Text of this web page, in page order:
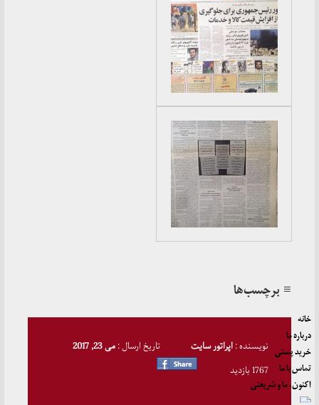
≡ برچسب‌ها
نویسنده :اپراتور سایت تاریخ ارسال :می 23, 2017
1767 بازدید
خانه
درباره ما
خرید پستی
تماس با ما
اکنون، ما و شریعتی